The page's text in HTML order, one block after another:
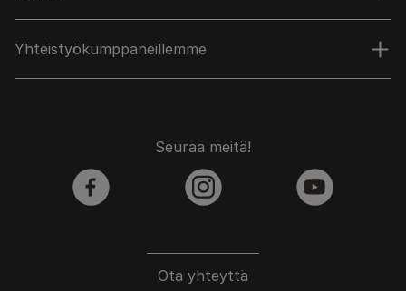
Yhteistyökumppaneillemme
Ota yhteyttä
Seuraa meitä!
facebook instagram youtube